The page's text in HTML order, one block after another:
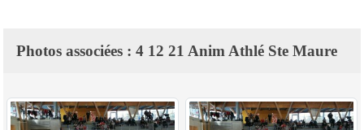
Photos associées : 4 12 21 Anim Athlé Ste Maure